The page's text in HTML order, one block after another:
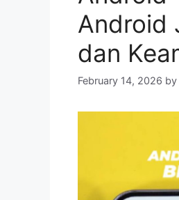
Android
dan
February 14, 2026 by